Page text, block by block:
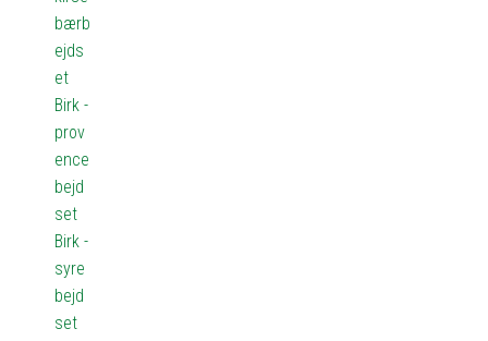
bærb
ejds
et
Birk -
prov
ence
bejd
set
Birk -
syre
bejd
set